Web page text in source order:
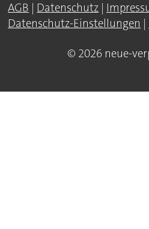
AGB | Datenschutz |
Datenschutz-Einstellungen |
© 2026 neue-